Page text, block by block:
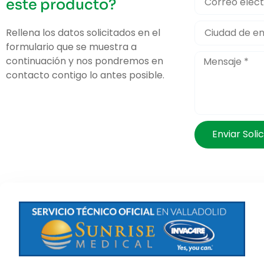
este producto?
Rellena los datos solicitados en el
formulario que se muestra a
continuación y nos pondremos en
contacto contigo lo antes posible.
Enviar